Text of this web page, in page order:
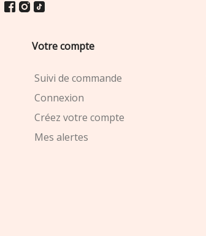
Votre compte
Suivi de commande
Connexion
Créez votre compte
Mes alertes